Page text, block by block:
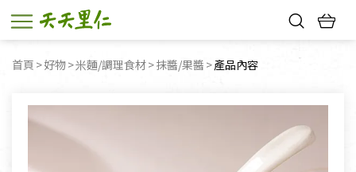
首頁 好物 米麵/調理食材 抹醬/果醬 目前頁面：
產品內容